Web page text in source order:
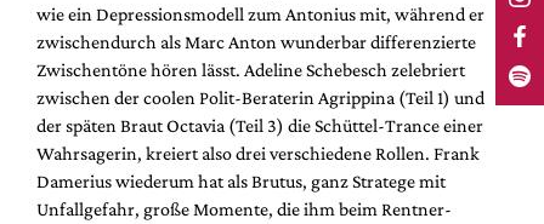
wie ein Depressionsmodell zum Antonius mit, während er
zwischendurch als Marc Anton wunderbar differenzierte
Zwischentöne hören lässt. Adeline Schebesch zelebriert
zwischen der coolen Polit-Beraterin Agrippina (Teil 1) und
der späten Braut Octavia (Teil 3) die Schüttel-Trance einer
Wahrsagerin, kreiert also drei verschiedene Rollen. Frank
Damerius wiederum hat als Brutus, ganz Stratege mit
Unfallgefahr, große Momente, die ihm beim Rentner-